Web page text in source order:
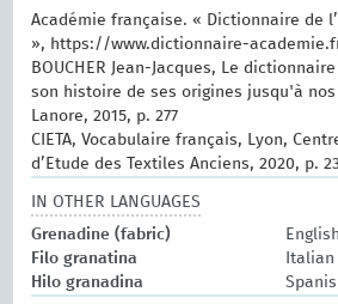
Académie française. « Dictionnaire de
», https://www.dictionnaire-
BOUCHER Jean-Jacques, Le
son histoire de ses origines jusqu'à nos
Lanore, 2015, p. 277
CIETA, Vocabulaire français, Lyon,
d’Etude des Textiles Anciens, 2020, p.
IN OTHER LANGUAGES
Grenadine (fabric)
English
Filo granatina
Italian
Hilo granadina